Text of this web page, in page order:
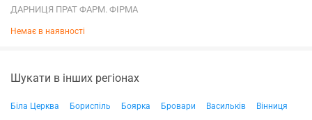
ДАРНИЦЯ ПРАТ ФАРМ. ФІРМА
Немає в наявності
Шукати в інших регіонах
Біла Церква Бориспіль Боярка Бровари Васильків
Вінниця